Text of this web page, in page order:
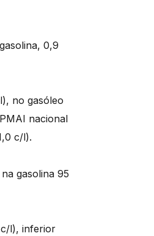
0,9
no gasóleo
nacional
c/l).
gasolina 95
c/l), inferior